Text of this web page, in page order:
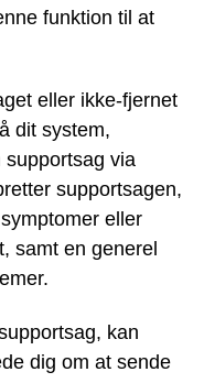
funktion til at
eller ikke-fjernet
dit system,
supportsag via
supportsagen,
eller
samt en generel
kan
dig om at sende